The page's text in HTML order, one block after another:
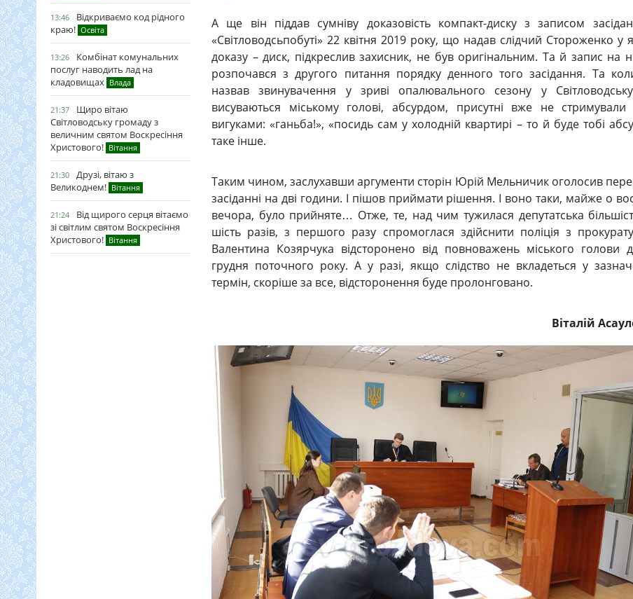
13:46
Відкриваємо код рідного
краю! Освіта
13:26
Комбінат комунальних
послуг наводить лад на
кладовищах Влада
21:37
Щиро вітаю
Світловодську громаду з
величним святом Воскресіння
Христового! Вітання
21:30
Друзі, вітаю з
Великоднем! Вітання
21:24
Від щирого серця вітаємо
зі світлим святом Воскресіння
Христового! Вітання
А ще він піддав сумніву доказовість компакт-диску з записом
«Світловодсьпобуті» 22 квітня 2019 року, що надав слідчий Стороженко у
доказу – диск, підкреслив захисник, не був оригінальним. Та й запис на
розпочався з другого питання порядку денного того засідання. Та
назвав звинувачення у зриві опалювального сезону у
висуваються міському голові, абсурдом, присутні вже не стримували
вигуками: «ганьба!», «посидь сам у холодній квартирі – то й буде тобі
таке інше.
Таким чином, заслухавши аргументи сторін Юрій Мельничик оголосив
засіданні на дві години. І пішов приймати рішення. І воно таки, майже о
вечора, було прийняте… Отже, те, над чим тужилася депутатська
шість разів, з першого разу спромоглася здійснити поліція з
Валентина Козярчука відсторонено від повноважень міського голови
грудня поточного року. А у разі, якщо слідство не вкладеться у
термін, скоріше за все, відсторонення буде пролонговано.
Віталій